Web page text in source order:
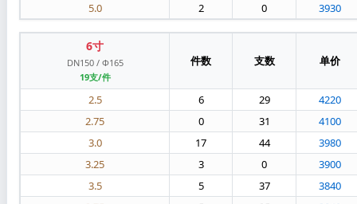
5.0
2 0 3930
6寸
DN150 / Φ165
19支/件
件数 支数 单价
2.5 6 29
4220
2.75
0 31
4100
3.0
17 44
3980
3.25
3 0
3900
3.5
5 37
3840